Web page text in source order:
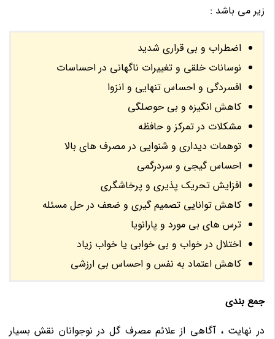
زیر می باشد :
اضطراب و بی قراری شدید
نوسانات خلقی و تغییرات ناگهانی در احساسات
افسردگی و احساس تنهایی و انزوا
کاهش انگیزه و بی حوصلگی
مشکلات در تمرکز و حافظه
توهمات دیداری و شنوایی در مصرف های بالا
احساس گیجی و سردرگمی
افزایش تحریک پذیری و پرخاشگری
کاهش توانایی تصمیم گیری و ضعف در حل مسئله
ترس های بی مورد و پارانویا
اختلال در خواب و بی خوابی یا خواب زیاد
کاهش اعتماد به نفس و احساس بی ارزشی
جمع بندی
در نهایت ، آگاهی از علائم مصرف گل در نوجوانان نقش بسیار